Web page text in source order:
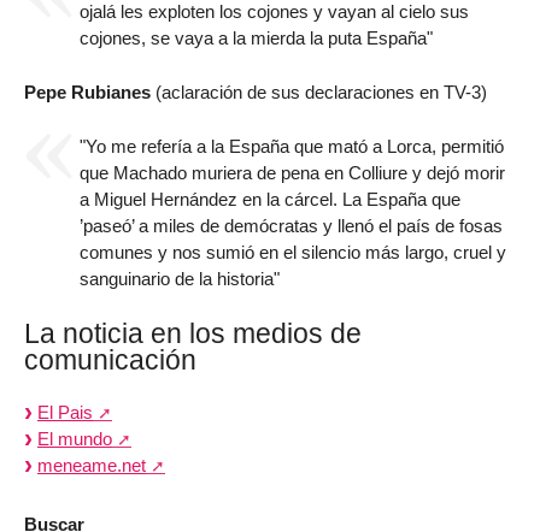
ojalá les exploten los cojones y vayan al cielo sus
cojones, se vaya a la mierda la puta España"
Pepe Rubianes (aclaración de sus declaraciones en TV-3)
"Yo me refería a la España que mató a Lorca, permitió
que Machado muriera de pena en Colliure y dejó morir
a Miguel Hernández en la cárcel. La España que
’paseó’ a miles de demócratas y llenó el país de fosas
comunes y nos sumió en el silencio más largo, cruel y
sanguinario de la historia"
La noticia en los medios de
comunicación
El Pais
El mundo
meneame.net
Buscar